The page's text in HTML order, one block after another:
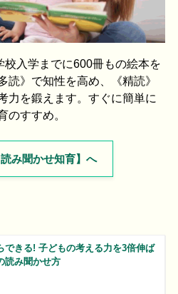
校入学までに600冊もの絵本を
読》で知性を高め、《精読》
力を鍛えます。すぐに簡単に
のすすめ。
読み聞かせ知育】へ
できる! 子どもの考える力を3倍伸ば
読み聞かせ方